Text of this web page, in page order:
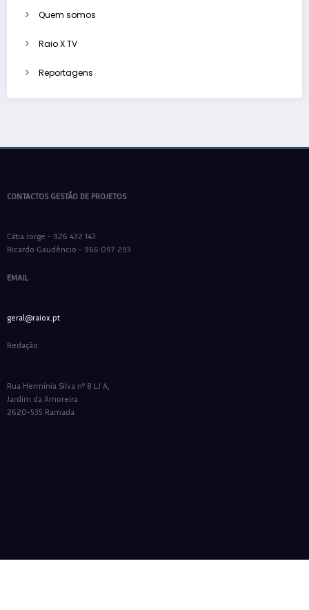
Quem somos
Raio X TV
Reportagens
CONTACTOS GESTÃO DE PROJETOS
Cátia Jorge - 926 432 143
Ricardo Gaudêncio - 966 097 293
EMAIL
geral@raiox.pt
Redação
Rua Hermínia Silva nº 8 LJ A,
Jardim da Amoreira
2620-535 Ramada